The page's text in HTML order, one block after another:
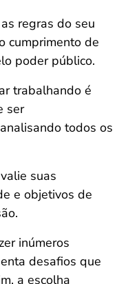
regras do seu
cumprimento de
poder público.
trabalhando é
ser
todos os
suas
e objetivos de
inúmeros
desafios que
a escolha